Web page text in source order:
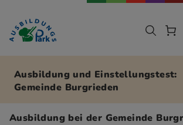
Zur Navigation springen
Zu den Hauptinhalten springen
Ausbildung und Einstellungstest:
Gemeinde Burgrieden
Ausbildung bei der Gemeinde